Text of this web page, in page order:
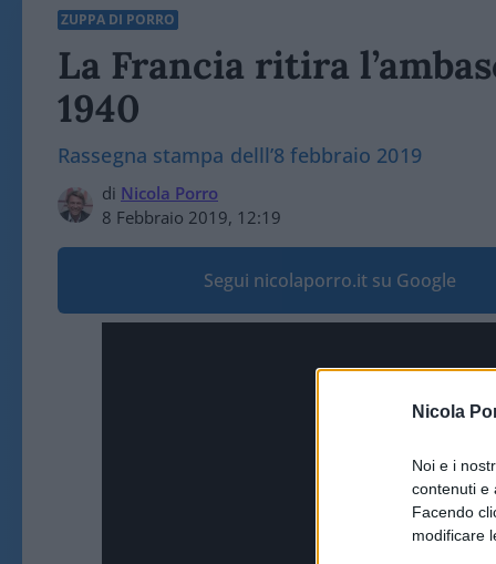
Nicola
Noi e i
contenuti e
Facendo
modificare
ZUPPA DI PORRO
La Francia ritira
1940
Rassegna stampa delll’8 febbraio 2019
di Nicola Porro
8 Febbraio 2019, 12:19
Segui nicolaporro.it su Google